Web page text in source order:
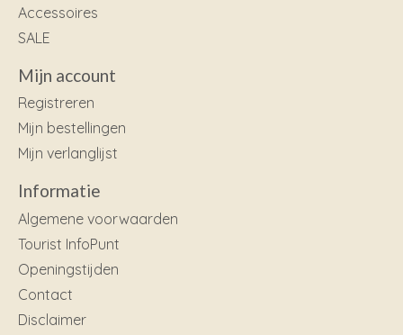
Accessoires
SALE
Mijn account
Registreren
Mijn bestellingen
Mijn verlanglijst
Informatie
Algemene voorwaarden
Tourist InfoPunt
Openingstijden
Contact
Disclaimer